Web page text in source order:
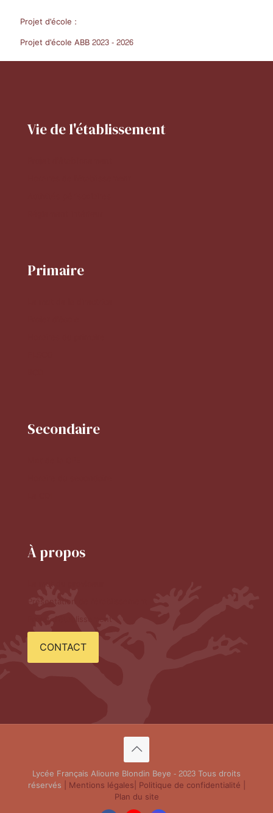
Projet d'école :
Projet d'école ABB 2023 - 2026
Vie de l'établissement
Primaire
Secondaire
À propos
CONTACT
Lycée Français Alioune Blondin Beye - 2023 Tous droits
réservés | Mentions légales | Politique de confidentialité
Plan du site